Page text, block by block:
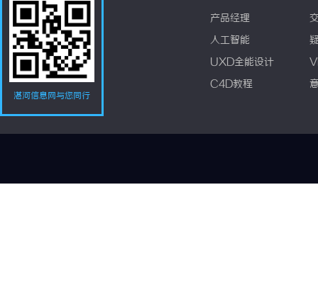
湛河信息网与您同行
产品经理
人工智能
UXD全能设计
C4D教程